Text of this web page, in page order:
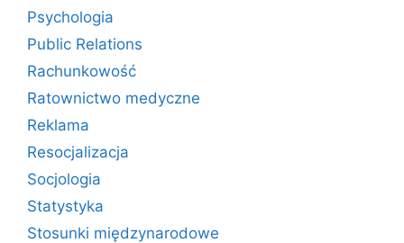
Psychologia
Public Relations
Rachunkowość
Ratownictwo medyczne
Reklama
Resocjalizacja
Socjologia
Statystyka
Stosunki międzynarodowe